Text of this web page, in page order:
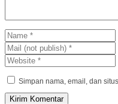
Simpan nama, email, dan